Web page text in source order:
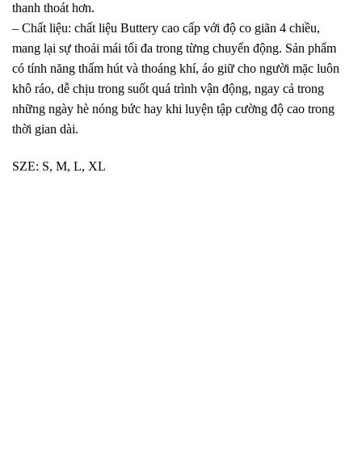
thanh thoát hơn.
– Chất liệu: chất liệu Buttery cao cấp với độ co giãn 4 chiều,
mang lại sự thoải mái tối đa trong từng chuyển động. Sản phẩm
có tính năng thấm hút và thoáng khí, áo giữ cho người mặc luôn
khô ráo, dễ chịu trong suốt quá trình vận động, ngay cả trong
những ngày hè nóng bức hay khi luyện tập cường độ cao trong
thời gian dài.
SZE: S, M, L, XL